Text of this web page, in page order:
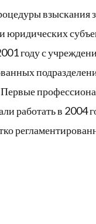
взыскания
юридических
году с
работать в 2004